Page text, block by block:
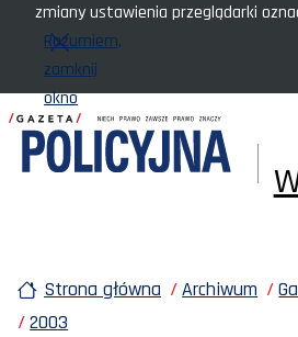
zmiany ustawienia przeglądarki
Rozumiem,
zamknij
okno
Strona główna Archiwum
2003